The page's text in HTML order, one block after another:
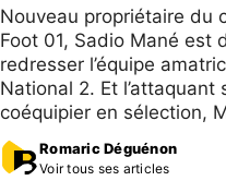
Nouveau propriétaire du
Foot 01, Sadio Mané est
redresser l’équipe
National 2. Et l’attaquant
coéquipier en sélection,
Romaric Déguénon
Voir tous ses articles